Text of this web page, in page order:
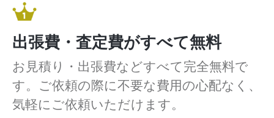
出張費・査定費がすべて無料
お見積り・出張費などすべて完全無料で
す。ご依頼の際に不要な費用の心配なく、
気軽にご依頼いただけます。